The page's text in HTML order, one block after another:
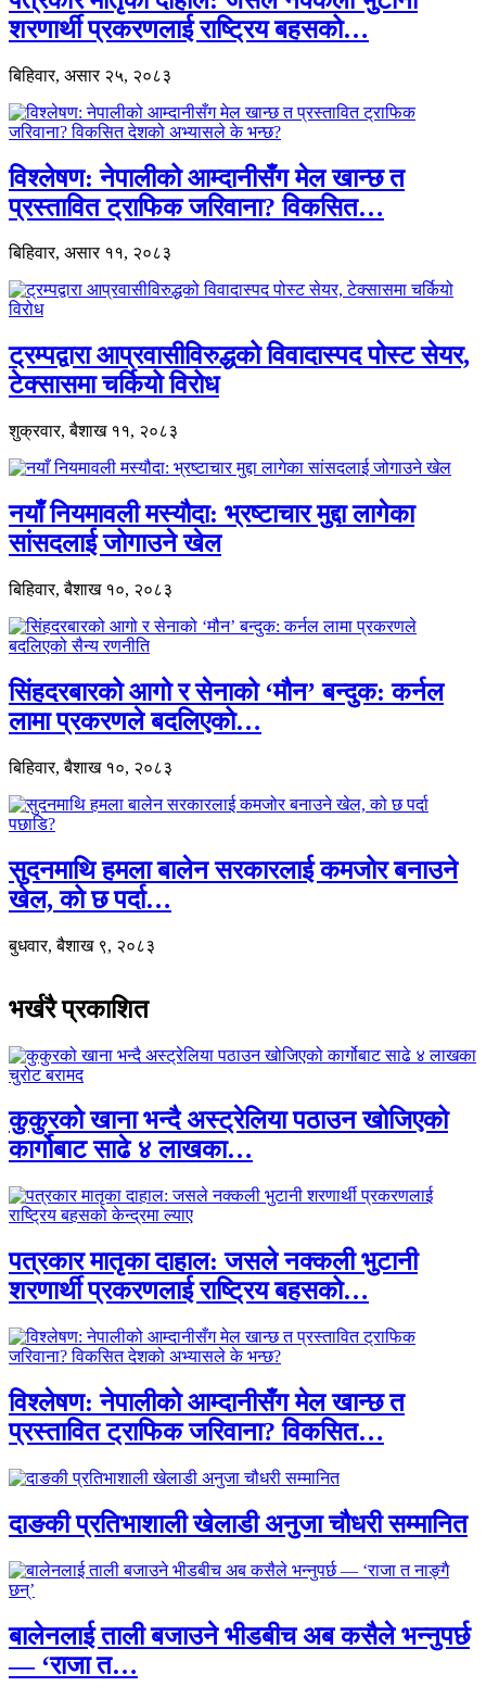
शरणार्थी प्रकरणलाई राष्ट्रिय बहसको…
बिहिवार, असार २५, २०८३
विश्लेषण: नेपालीको आम्दानीसँग मेल खान्छ त
प्रस्तावित ट्राफिक जरिवाना? विकसित…
बिहिवार, असार ११, २०८३
ट्रम्पद्वारा आप्रवासीविरुद्धको विवादास्पद पोस्ट सेयर,
टेक्सासमा चर्कियो विरोध
शुक्रवार, बैशाख ११, २०८३
नयाँ नियमावली मस्यौदा: भ्रष्टाचार मुद्दा लागेका
सांसदलाई जोगाउने खेल
बिहिवार, बैशाख १०, २०८३
सिंहदरबारको आगो र सेनाको ‘मौन’ बन्दुक: कर्नल
लामा प्रकरणले बदलिएको…
बिहिवार, बैशाख १०, २०८३
सुदनमाथि हमला बालेन सरकारलाई कमजोर बनाउने
खेल, को छ पर्दा…
बुधवार, बैशाख ९, २०८३
भर्खरै प्रकाशित
कुकुरको खाना भन्दै अस्ट्रेलिया पठाउन खोजिएको
कार्गोबाट साढे ४ लाखका…
पत्रकार मातृका दाहाल: जसले नक्कली भुटानी
शरणार्थी प्रकरणलाई राष्ट्रिय बहसको…
विश्लेषण: नेपालीको आम्दानीसँग मेल खान्छ त
प्रस्तावित ट्राफिक जरिवाना? विकसित…
दाङकी प्रतिभाशाली खेलाडी अनुजा चौधरी सम्मानित
बालेनलाई ताली बजाउने भीडबीच अब कसैले भन्नुपर्छ
— ‘राजा त…